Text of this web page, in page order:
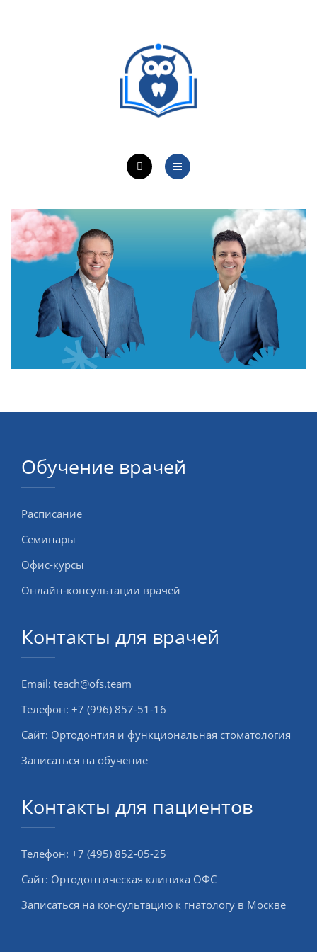
ЛЕЧЕБНАЯ ДЕЯТЕЛЬНОСТЬ
НОВОСТИ
ОБУЧЕНИЕ ВРАЧЕЙ
ЛЕЧЕБНАЯ ДЕЯТЕЛЬНОСТЬ
ОНЛАЙН-КУРСЫ
КОНТАКТЫ
Обучение врачей
Расписание
Семинары
Офис-курсы
Онлайн-консультации врачей
Контакты для врачей
Email: teach@ofs.team
Телефон: +7 (996) 857-51-16
Сайт: Ортодонтия и функциональная стоматология
Записаться на обучение
Контакты для пациентов
Телефон: +7 (495) 852-05-25
Сайт: Ортодонтическая клиника ОФС
Записаться на консультацию к гнатологу в Москве